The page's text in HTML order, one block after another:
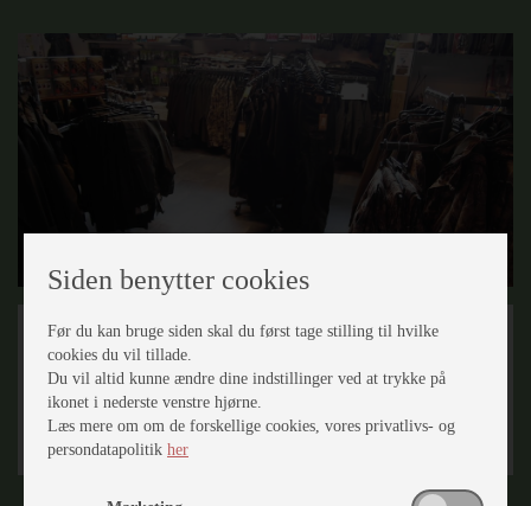
Siden benytter cookies
Før du kan bruge siden skal du først tage stilling til hvilke
cookies du vil tillade.
Du vil altid kunne ændre dine indstillinger ved at trykke på
ikonet i nederste venstre hjørne.
Læs mere om om de forskellige cookies, vores privatlivs- og
persondatapolitik her